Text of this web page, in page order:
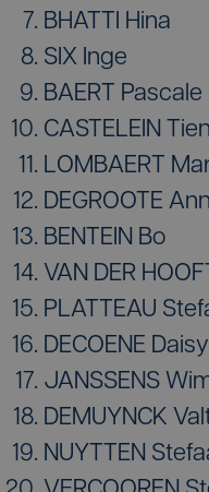
BHATTI Hina
SIX Inge
BAERT Pascale
CASTELEIN
LOMBAERT
DEGROOTE Ann
BENTEIN Bo
VAN DER
PLATTEAU
DECOENE Daisy
JANSSENS
DEMUYNCK
NUYTTEN